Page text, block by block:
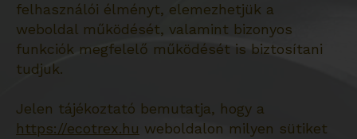
felhasználói élményt, elemezhetjük a
weboldal működését, valamint bizonyos
funkciók megfelelő működését is biztosítani
tudjuk.
Jelen tájékoztató bemutatja, hogy a
https://ecotrex.hu weboldalon milyen sütiket